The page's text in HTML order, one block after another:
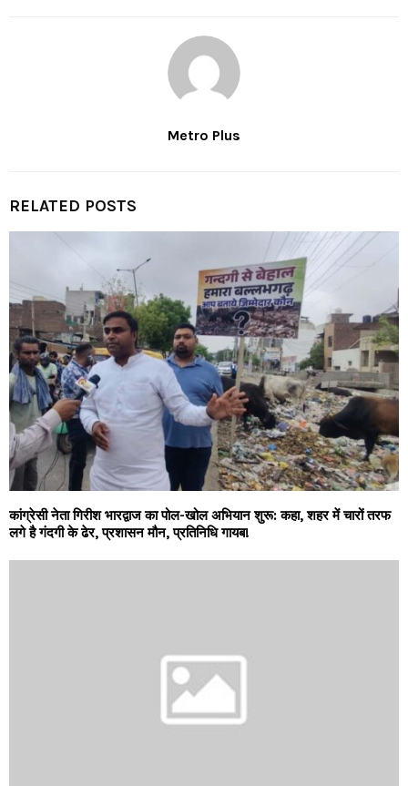
Metro Plus
RELATED POSTS
कांग्रेसी नेता गिरीश भारद्वाज का पोल-खोल अभियान शुरू: कहा, शहर में चारों तरफ
लगे है गंदगी के ढेर, प्रशासन मौन, प्रतिनिधि गायब!